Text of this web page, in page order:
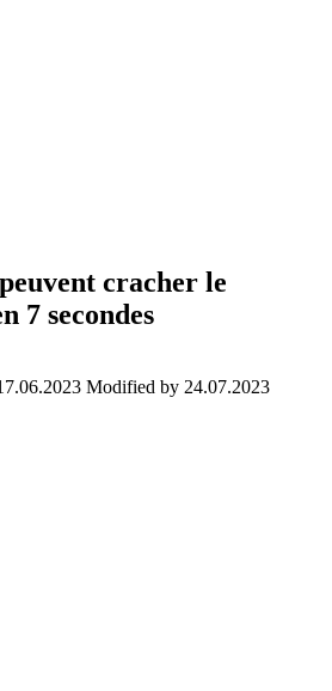
cracher le
7 secondes
Modified by 24.07.2023